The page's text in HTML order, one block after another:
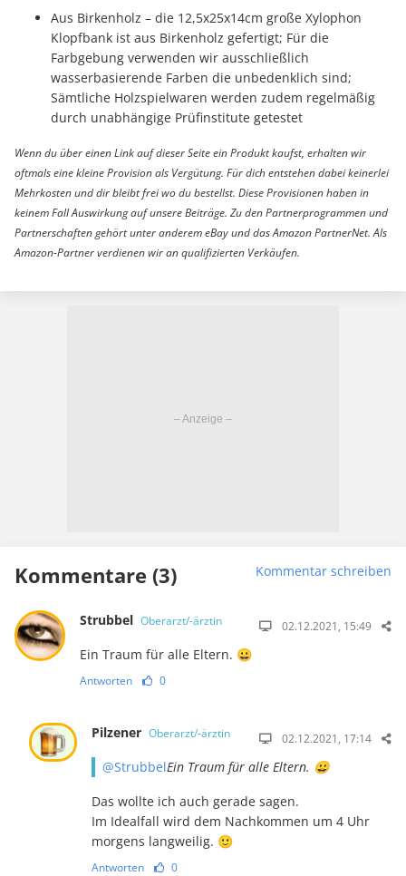
Aus Birkenholz – die 12,5x25x14cm große Xylophon
Klopfbank ist aus Birkenholz gefertigt; Für die
Farbgebung verwenden wir ausschließlich
wasserbasierende Farben die unbedenklich sind;
Sämtliche Holzspielwaren werden zudem regelmäßig
durch unabhängige Prüfinstitute getestet
Wenn du über einen Link auf dieser Seite ein Produkt kaufst, erhalten wir
oftmals eine kleine Provision als Vergütung. Für dich entstehen dabei keinerlei
Mehrkosten und dir bleibt frei wo du bestellst. Diese Provisionen haben in
keinem Fall Auswirkung auf unsere Beiträge. Zu den Partnerprogrammen und
Partnerschaften gehört unter anderem eBay und das Amazon PartnerNet. Als
Amazon-Partner verdienen wir an qualifizierten Verkäufen.
Kommentare (3) Kommentar schreiben
Strubbel Oberarzt/-ärztin 02.12.2021, 15:49
Ein Traum für alle Eltern. 😀
Antworten 0
Pilzener Oberarzt/-ärztin 02.12.2021, 17:14
@StrubbelEin Traum für alle Eltern. 😀
Das wollte ich auch gerade sagen.
Im Idealfall wird dem Nachkommen um 4 Uhr
morgens langweilig. 🙂
Antworten 0